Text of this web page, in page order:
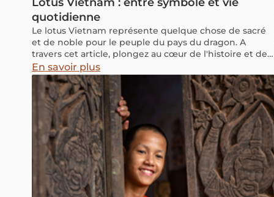
quotidienne
Le lotus Vietnam représente quelque chose de sacré
et de noble pour le peuple du pays du dragon. A
travers cet article, plongez au cœur de l'histoire et des
traditions pour tout savoir sur cette fleur si particulière.
En savoir plus